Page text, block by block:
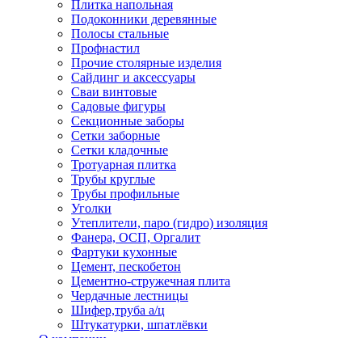
Плитка напольная
Подоконники деревянные
Полосы стальные
Профнастил
Прочие столярные изделия
Сайдинг и аксессуары
Сваи винтовые
Садовые фигуры
Секционные заборы
Сетки заборные
Сетки кладочные
Тротуарная плитка
Трубы круглые
Трубы профильные
Уголки
Утеплители, паро (гидро) изоляция
Фанера, ОСП, Оргалит
Фартуки кухонные
Цемент, пескобетон
Цементно-стружечная плита
Чердачные лестницы
Шифер,труба а/ц
Штукатурки, шпатлёвки